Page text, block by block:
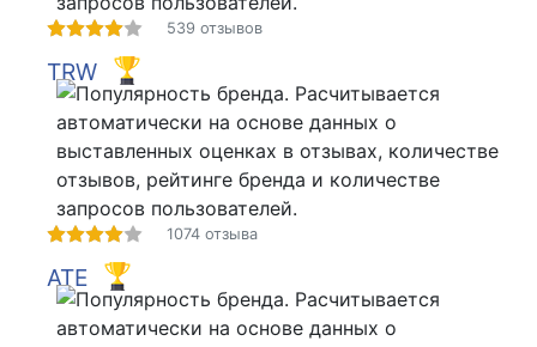
539 отзывов
TRW
1074 отзыва
ATE